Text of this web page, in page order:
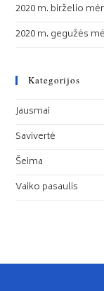
2020 m. birželio
2020 m. gegužės
Kategorijos
Jausmai
Savivertė
Šeima
Vaiko pasaulis